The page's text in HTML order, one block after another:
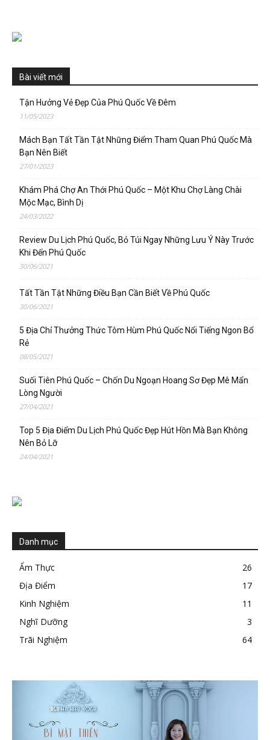
Bài viết mới
Tận Hưởng Vẻ Đẹp Của Phú Quốc Về Đêm
11/05/2023
Mách Bạn Tất Tần Tật Những Điểm Tham Quan Phú Quốc Mà
Bạn Nên Biết
27/01/2023
Khám Phá Chợ An Thới Phú Quốc – Một Khu Chợ Làng Chài
Mộc Mạc, Bình Dị
24/03/2022
Review Du Lịch Phú Quốc, Bỏ Túi Ngay Những Lưu Ý Này Trước
Khi Đến Phú Quốc
30/06/2021
Tất Tần Tật Những Điều Bạn Cần Biết Về Phú Quốc
30/06/2021
5 Địa Chỉ Thưởng Thức Tôm Hùm Phú Quốc Nổi Tiếng Ngon Bổ
Rẻ
08/05/2021
Suối Tiên Phú Quốc – Chốn Du Ngoạn Hoang Sơ Đẹp Mê Mẩn
Lòng Người
27/04/2021
Top 5 Địa Điểm Du Lịch Phú Quốc Đẹp Hút Hồn Mà Bạn Không
Nên Bỏ Lỡ
24/04/2021
Danh mục
Ẩm Thực
26
Địa Điểm
17
Kinh Nghiệm
11
Nghĩ Dưỡng
3
Trãi Nghiệm
64